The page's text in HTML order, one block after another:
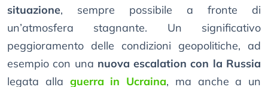
situazione, sempre possibile a fronte di
un’atmosfera stagnante. Un significativo
peggioramento delle condizioni geopolitiche, ad
esempio con una nuova escalation con la Russia
legata alla guerra in Ucraina, ma anche a un